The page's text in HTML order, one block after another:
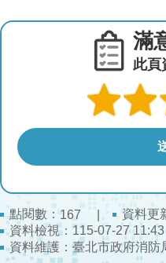
園
府
資
訊
公
滿
此頁
點閱數： 167
資料更
資料檢視：115-07-27 11:43
資料維護：臺北市政府消防